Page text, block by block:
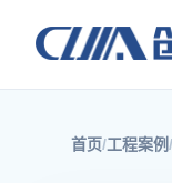
首页 工程案例